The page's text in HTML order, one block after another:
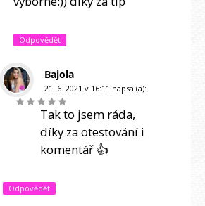
Odpovědět
Bajola
21. 6. 2021 v 16:11 napsal(a):
Tak to jsem ráda,
díky za otestování i
komentář 👍
Odpovědět